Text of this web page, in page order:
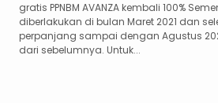
gratis PPNBM AVANZA kembali 100%
diberlakukan di bulan Maret 2021 dan
perpanjang sampai dengan Agustus
dari sebelumnya. Untuk...